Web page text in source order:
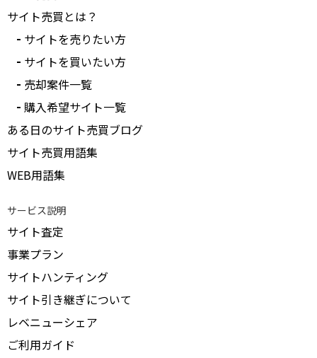
サイト売買とは？
サイトを売りたい方
サイトを買いたい方
売却案件一覧
購入希望サイト一覧
ある日のサイト売買ブログ
サイト売買用語集
WEB用語集
サービス説明
サイト査定
事業プラン
サイトハンティング
サイト引き継ぎについて
レベニューシェア
ご利用ガイド